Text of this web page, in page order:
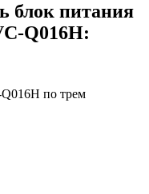
блок питания
Q016H:
по трем